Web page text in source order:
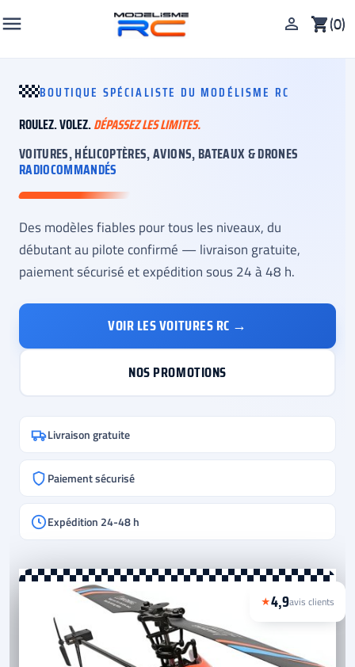
 shopping_cart(0)

BOUTIQUE SPÉCIALISTE DU MODÉLISME RC
ROULEZ. VOLEZ.DÉPASSEZ LES LIMITES.
VOITURES, HÉLICOPTÈRES, AVIONS, BATEAUX & DRONES
RADIOCOMMANDÉS
Des modèles fiables pour tous les niveaux, du
débutant au pilote confirmé — livraison gratuite,
paiement sécurisé et expédition sous 24 à 48 h.
VOIR LES VOITURES RC →
NOS PROMOTIONS
Livraison gratuite
Paiement sécurisé
Expédition 24-48 h
★4,9avis clients